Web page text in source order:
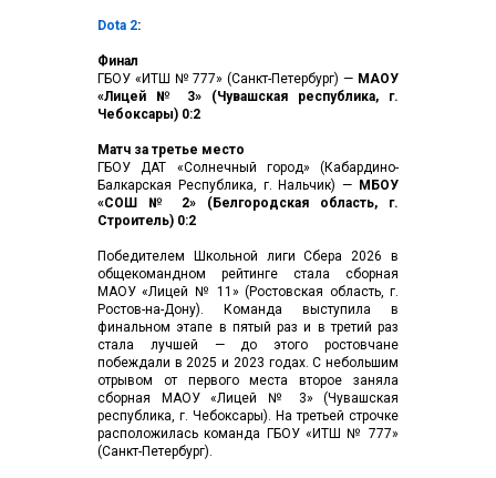
Dota 2:
Финал
ГБОУ «ИТШ № 777» (Санкт-Петербург) — МАОУ
«Лицей № 3» (Чувашская республика, г.
Чебоксары) 0:2
Матч за третье место
ГБОУ ДАТ «Солнечный город» (Кабардино-
Балкарская Республика, г. Нальчик) — МБОУ
«СОШ № 2» (Белгородская область, г.
Строитель) 0:2
Победителем Школьной лиги Сбера 2026 в
общекомандном рейтинге стала сборная
МАОУ «Лицей № 11» (Ростовская область, г.
Ростов-на-Дону). Команда выступила в
финальном этапе в пятый раз и в третий раз
стала лучшей — до этого ростовчане
побеждали в 2025 и 2023 годах. С небольшим
отрывом от первого места второе заняла
сборная МАОУ «Лицей № 3» (Чувашская
республика, г. Чебоксары). На третьей строчке
расположилась команда ГБОУ «ИТШ № 777»
(Санкт-Петербург).